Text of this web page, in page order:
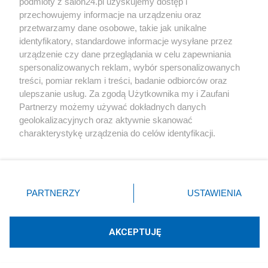
Kultura
Skolim nie wytrzymał. Zrównał z ziemią projekt
Cienkowskiej dla artystów
POKAŻ KOMENTARZE (76)
przechowujemy informacje na urządzeniu oraz
przetwarzamy dane osobowe, takie jak unikalne
identyfikatory, standardowe informacje wysyłane przez
urządzenie czy dane przeglądania w celu zapewniania
spersonalizowanych reklam, wybór spersonalizowanych
treści, pomiar reklam i treści, badanie odbiorców oraz
ulepszanie usług. Za zgodą Użytkownika my i Zaufani
Partnerzy możemy używać dokładnych danych
geolokalizacyjnych oraz aktywnie skanować
charakterystykę urządzenia do celów identyfikacji.
zmienić/wycofać klikając przycisk ustawień prywatności
znajdujący się w lewym dolnym rogu strony
rodzaje przetwarzania danych nie wymagają zgody
użytkownika, ale masz prawo sprzeciwić się takiemu
PARTNERZY USTAWIENIA
AKCEPTUJĘ